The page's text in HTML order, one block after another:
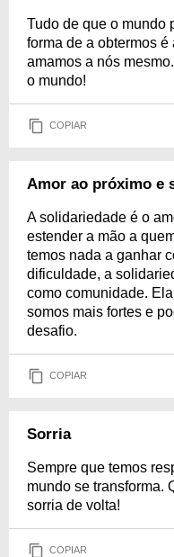
Tudo de que o mundo
forma de a obtermos
amamos a nós
o mundo!
COPIAR
Amor ao próximo e
A solidariedade é o
estender a mão a
temos nada a ganhar
dificuldade, a
como comunidade.
somos mais fortes e
desafio.
COPIAR
Sorria
Sempre que temos
mundo se transforma.
sorria de volta!
COPIAR